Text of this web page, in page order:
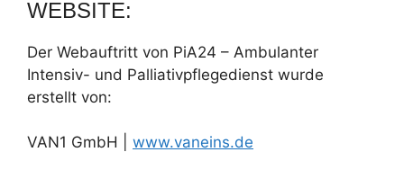
WEBSITE:
Der Webauftritt von PiA24 – Ambulanter
Intensiv- und Palliativpflegedienst wurde
erstellt von:
VAN1 GmbH | www.vaneins.de